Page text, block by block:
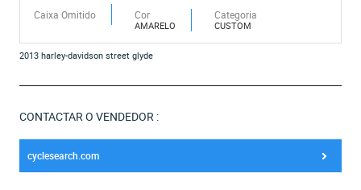
Caixa Omitido Cor
AMARELO
Categoria
CUSTOM
2013 harley-davidson street glyde
CONTACTAR O VENDEDOR :
cyclesearch.com